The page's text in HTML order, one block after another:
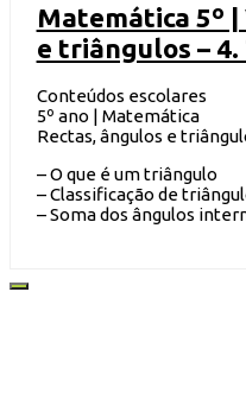
Matemática 5º
e triângulos –
Conteúdos escolares
5º ano | Matemática
Rectas, ângulos e
– O que é um triângulo
– Classificação de
– Soma dos ângulos